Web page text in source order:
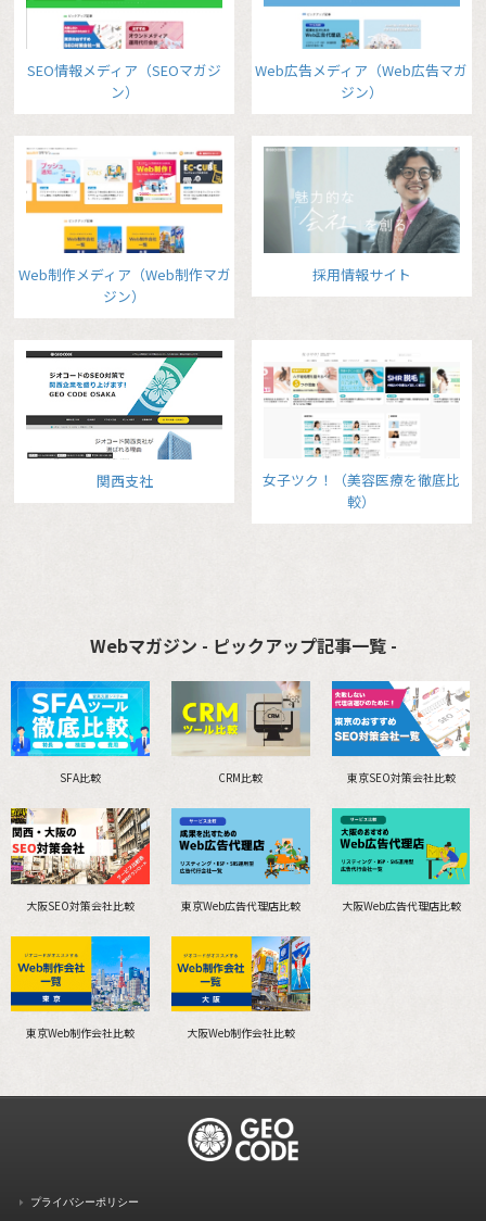
SEO情報メディア（SEOマガジ
ン）
Web広告メディア（Web広告マガ
ジン）
Web制作メディア（Web制作マガ
ジン）
採用情報サイト
関西支社
女子ツク！（美容医療を徹底比
較）
Webマガジン - ピックアップ記事一覧 -
SFA比較 CRM比較 東京SEO対策会社比較
大阪SEO対策会社比較 東京Web広告代理店比較 大阪Web広告代理店比較
東京Web制作会社比較 大阪Web制作会社比較
プライバシーポリシー